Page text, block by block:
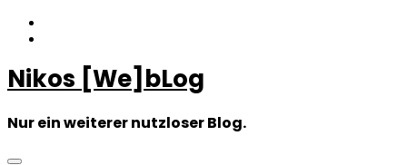
Zum
Inhalt
Nikos [We]bLog
Nur ein weiterer nutzloser Blog.